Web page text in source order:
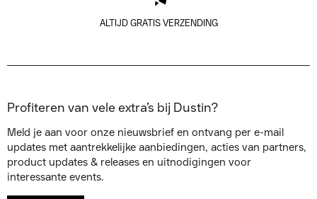
ALTIJD GRATIS VERZENDING
Profiteren van vele extra’s bij Dustin?
Meld je aan voor onze nieuwsbrief en ontvang per e-mail
updates met aantrekkelijke aanbiedingen, acties van partners,
product updates & releases en uitnodigingen voor
interessante events.